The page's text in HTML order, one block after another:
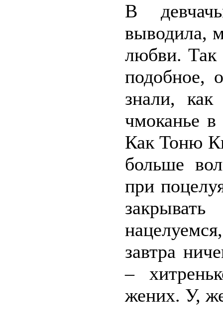
В
выводила,
любви. Так
подобное,
знали, как
чмоканье в
Как Тоню
больше
при
завтра
–
жених. У,